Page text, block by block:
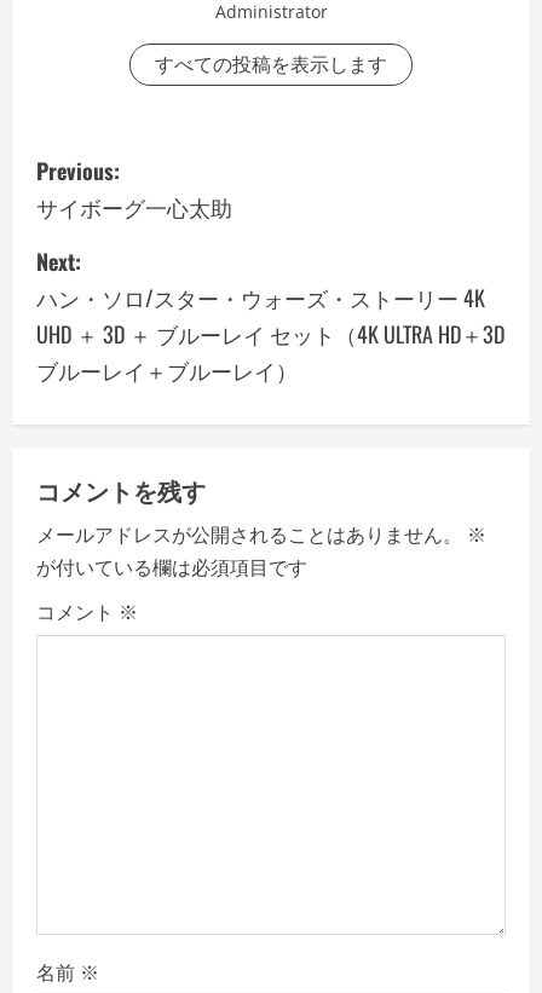
Administrator
すべての投稿を表示します
P
o
s
t
n
a
i
g
a
Previous:
サイボーグ一心太助
Next:
ハン・ソロ/スター・ウォーズ・ストーリー 4K
UHD ＋ 3D ＋ ブルーレイ セット（4K ULTRA HD＋3D
ブルーレイ＋ブルーレイ）
コメントを残す
メールアドレスが公開されることはありません。
※
が付いている欄は必須項目です
コメント ※
名前 ※